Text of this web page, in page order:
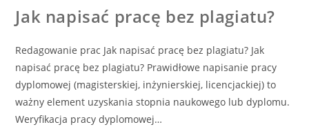
Jak napisać pracę bez plagiatu?
Redagowanie prac Jak napisać pracę bez plagiatu? Jak
napisać pracę bez plagiatu? Prawidłowe napisanie pracy
dyplomowej (magisterskiej, inżynierskiej, licencjackiej) to
ważny element uzyskania stopnia naukowego lub dyplomu.
Weryfikacja pracy dyplomowej…